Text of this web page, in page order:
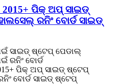
2015+ ପିକ୍ ଅପ୍ ସାଇଡ୍
ରନିଂ ବୋର୍ଡ ସାଇଡ୍
ସାଇଡ୍ ଷ୍ଟେପ୍ ପେଡାଲ୍
ରନିଂ ବୋର୍ଡ
ପିକ୍ ଅପ୍ ସାଇଡ୍ ଷ୍ଟେପ୍
ବୋର୍ଡ ସାଇଡ୍ ଷ୍ଟେପ୍